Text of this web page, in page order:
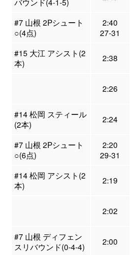
#7 山根 2Pシュート
○(4点)
2:40
27-31
#15 大江 アシスト(2
本)
2:38
2:26
#14 松岡 スティール
(2本)
2:24
#7 山根 2Pシュート
○(6点)
2:20
29-31
#14 松岡 アシスト(2
本)
2:19
2:02
#7 山根 ディフェン
スリバウンド(0-4-4)
2:00